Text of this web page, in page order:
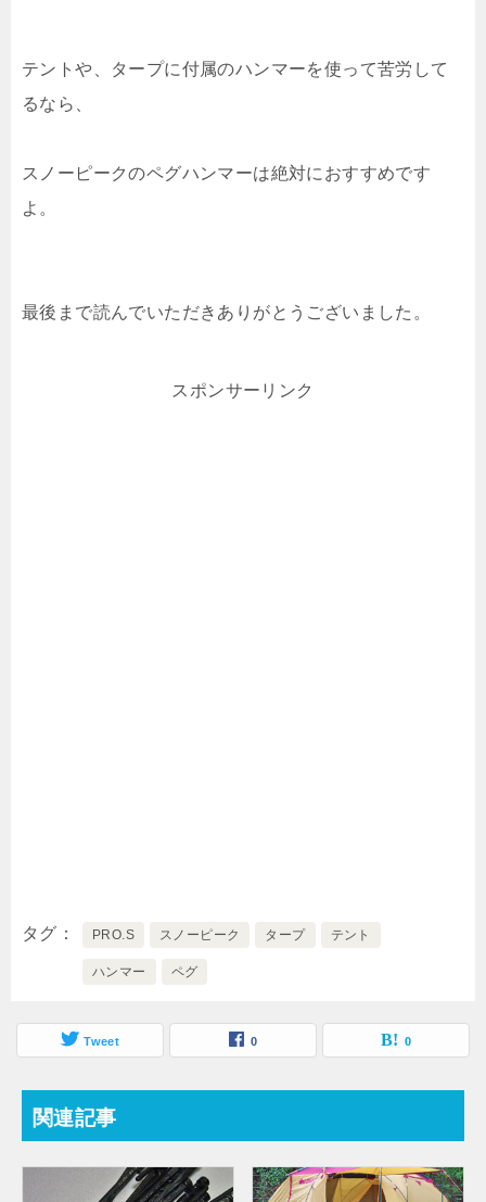
テントや、タープに付属のハンマーを使って苦労して
るなら、
スノーピークのペグハンマーは絶対におすすめです
よ。
最後まで読んでいただきありがとうございました。
スポンサーリンク
タグ PRO.S スノーピーク タープ テント
ハンマー ペグ
Tweet 0 0
関連記事